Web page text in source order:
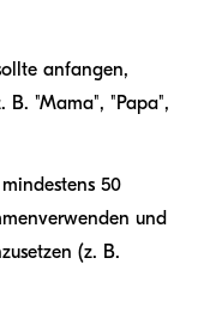
anfangen,
B. "Mama", "Papa",
50
verwenden und
(z. B.